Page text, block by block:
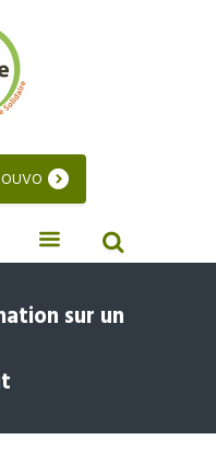
sur un